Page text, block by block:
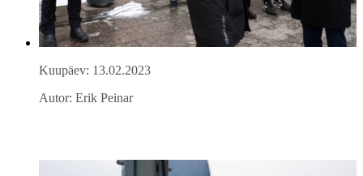
Kuupäev: 13.02.2023
Autor: Erik Peinar